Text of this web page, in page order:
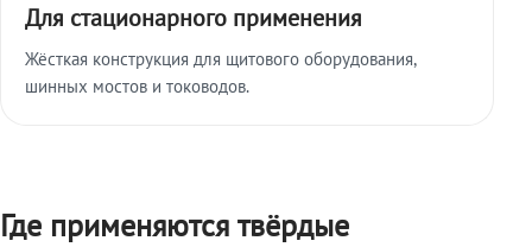
Для стационарного применения
Жёсткая конструкция для щитового оборудования,
шинных мостов и тоководов.
Где применяются твёрдые